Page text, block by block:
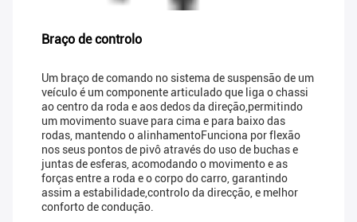
Braço de controlo
Um braço de comando no sistema de suspensão de um
veículo é um componente articulado que liga o chassi
ao centro da roda e aos dedos da direção,permitindo
um movimento suave para cima e para baixo das
rodas, mantendo o alinhamentoFunciona por flexão
nos seus pontos de pivô através do uso de buchas e
juntas de esferas, acomodando o movimento e as
forças entre a roda e o corpo do carro, garantindo
assim a estabilidade,controlo da direcção, e melhor
conforto de condução.